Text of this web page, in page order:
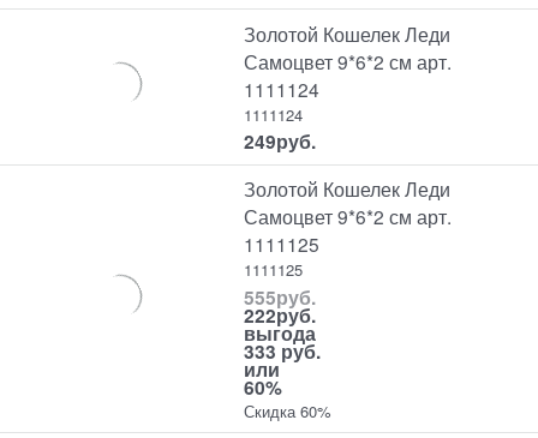
Золотой Кошелек Леди
Самоцвет 9*6*2 см арт.
1111124
1111124
249руб.
Золотой Кошелек Леди
Самоцвет 9*6*2 см арт.
1111125
1111125
555руб.
222руб.
выгода
333 руб.
или
60%
Скидка 60%